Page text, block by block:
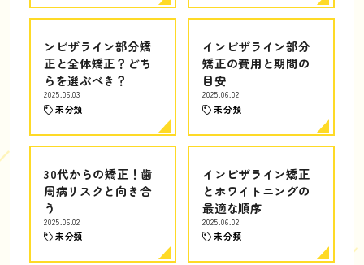
ンビザライン部分矯
正と全体矯正？どち
らを選ぶべき？
2025.06.03
未分類
インビザライン部分
矯正の費用と期間の
目安
2025.06.02
未分類
30代からの矯正！歯
周病リスクと向き合
う
2025.06.02
未分類
インビザライン矯正
とホワイトニングの
最適な順序
2025.06.02
未分類